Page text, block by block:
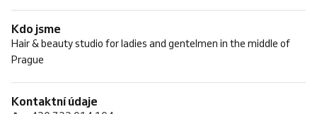
Kdo jsme
Hair & beauty studio for ladies and gentelmen in the middle of
Prague
Kontaktní údaje